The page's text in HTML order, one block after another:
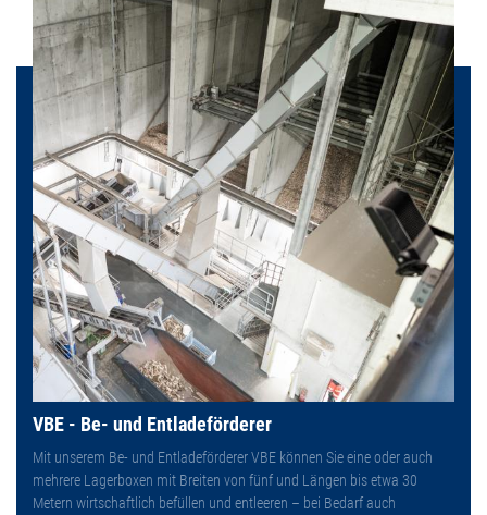
VBE - Be- und Entladeförderer
Mit unserem Be- und Entladeförderer VBE können Sie eine oder auch
mehrere Lagerboxen mit Breiten von fünf und Längen bis etwa 30
Metern wirtschaftlich befüllen und entleeren – bei Bedarf auch